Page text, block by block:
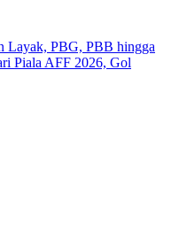
Layak, PBG, PBB hingga
Piala AFF 2026, Gol